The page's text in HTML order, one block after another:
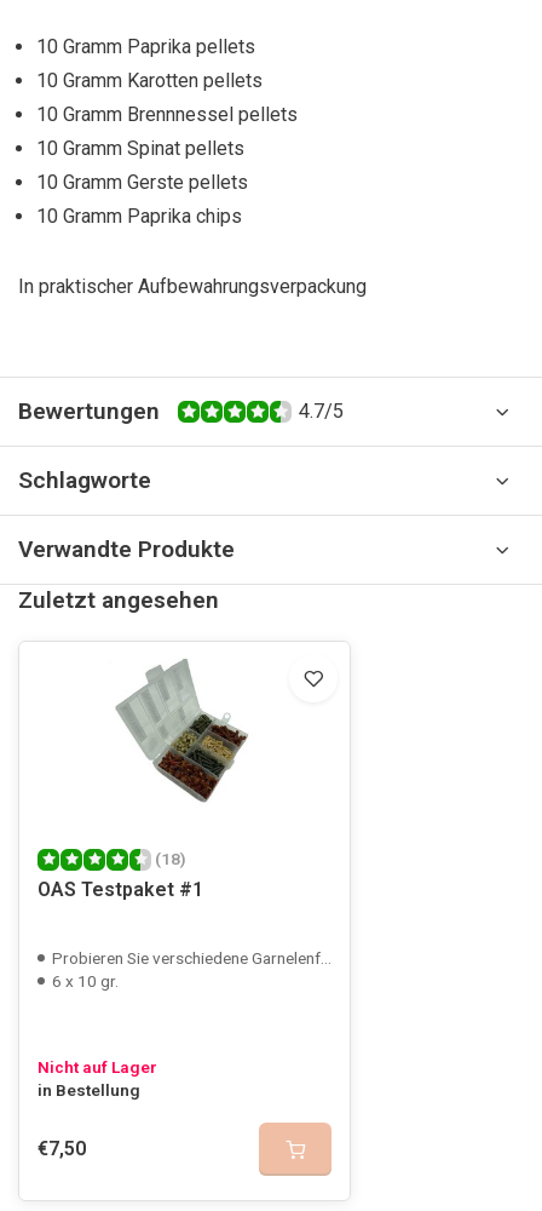
10 Gramm Paprika pellets
10 Gramm Karotten pellets
10 Gramm Brennnessel pellets
10 Gramm Spinat pellets
10 Gramm Gerste pellets
10 Gramm Paprika chips
In praktischer Aufbewahrungsverpackung
Bewertungen 4.7/5
Schlagworte
Verwandte Produkte
Zuletzt angesehen
(18)
OAS Testpaket #1
Probieren Sie verschiedene Garnelenfutter
6 x 10 gr.
Nicht auf Lager
in Bestellung
€7,50